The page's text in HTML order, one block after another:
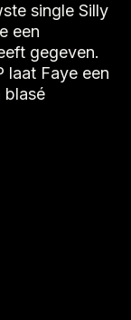
single Silly
een
gegeven.
laat Faye een
blasé